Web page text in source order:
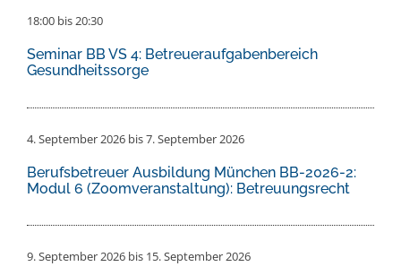
18:00 bis20:30
Seminar BB VS 4: Betreueraufgabenbereich
Gesundheitssorge
4. September 2026 bis7. September 2026
Berufsbetreuer Ausbildung München BB-2026-2:
Modul 6 (Zoomveranstaltung): Betreuungsrecht
9. September 2026 bis 15. September 2026